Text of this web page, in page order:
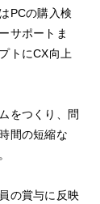
PCの購入検
サポートま
トにCX向上
をつくり、問
間の短縮な
の賞与に反映